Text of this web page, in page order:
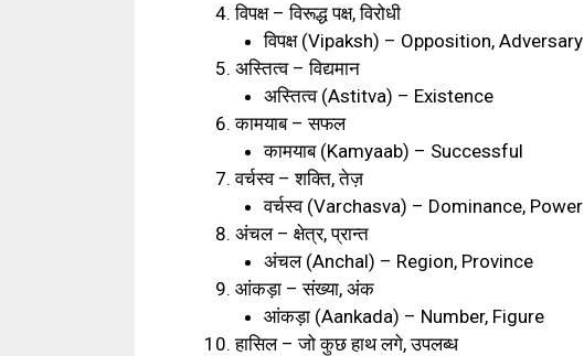
विपक्ष–विरूद्ध पक्ष,विरोधी
विपक्ष(Vipaksh) – Opposition, Adversary
अस्तित्व–विद्यमान
अस्तित्व(Astitva) – Existence
कामयाब–सफल
कामयाब(Kamyaab) – Successful
वर्चस्व–शक्ति,तेज़
वर्चस्व(Varchasva) – Dominance, Power
अंचल– क्षेत्र,प्रान्त
अंचल(Anchal) – Region, Province
आंकड़ा –संख्या, अंक
आंकड़ा(Aankada) – Number, Figure
हासिल–जो कुछ हाथ लगे,उपलब्ध